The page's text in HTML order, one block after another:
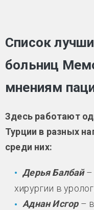
Список
больниц
мнениям
Здесь работают
Турции в разных
среди них:
Дерья Балбай–
хирургии в
Аднан Исгор–